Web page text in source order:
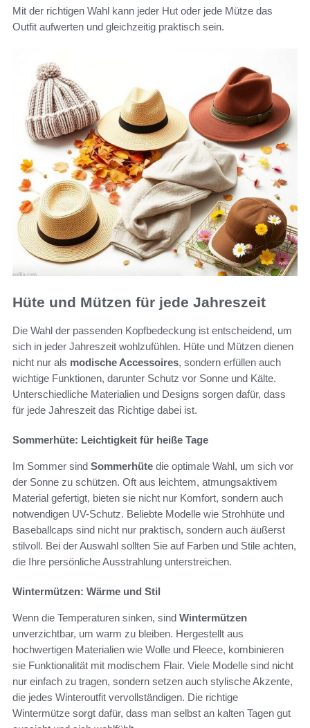
Mit der richtigen Wahl kann jeder Hut oder jede Mütze das
Outfit aufwerten und gleichzeitig praktisch sein.
Hüte und Mützen für jede Jahreszeit
Die Wahl der passenden Kopfbedeckung ist entscheidend, um
sich in jeder Jahreszeit wohlzufühlen. Hüte und Mützen dienen
nicht nur als modische Accessoires, sondern erfüllen auch
wichtige Funktionen, darunter Schutz vor Sonne und Kälte.
Unterschiedliche Materialien und Designs sorgen dafür, dass
für jede Jahreszeit das Richtige dabei ist.
Sommerhüte: Leichtigkeit für heiße Tage
Im Sommer sind Sommerhüte die optimale Wahl, um sich vor
der Sonne zu schützen. Oft aus leichtem, atmungsaktivem
Material gefertigt, bieten sie nicht nur Komfort, sondern auch
notwendigen UV-Schutz. Beliebte Modelle wie Strohhüte und
Baseballcaps sind nicht nur praktisch, sondern auch äußerst
stilvoll. Bei der Auswahl sollten Sie auf Farben und Stile achten,
die Ihre persönliche Ausstrahlung unterstreichen.
Wintermützen: Wärme und Stil
Wenn die Temperaturen sinken, sind Wintermützen
unverzichtbar, um warm zu bleiben. Hergestellt aus
hochwertigen Materialien wie Wolle und Fleece, kombinieren
sie Funktionalität mit modischem Flair. Viele Modelle sind nicht
nur einfach zu tragen, sondern setzen auch stylische Akzente,
die jedes Winteroutfit vervollständigen. Die richtige
Wintermütze sorgt dafür, dass man selbst an kalten Tagen gut